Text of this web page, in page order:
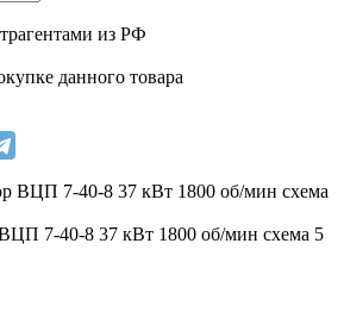
из РФ
данного товара
7-40-8 37 кВт 1800 об/мин схема 5